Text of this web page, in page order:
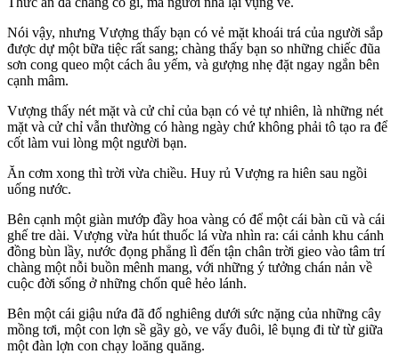
Nói vậy, nhưng Vượng thấy bạn có vẻ mặt khoái trá của người sắp
được dự một bữa tiệc rất sang; chàng thấy bạn so những chiếc đũa
sơn cong queo một cách âu yếm, và gượng nhẹ đặt ngay ngắn bên
cạnh mâm.
Vượng thấy nét mặt và cử chỉ của bạn có vẻ tự nhiên, là những nét
mặt và cử chỉ vẫn thường có hàng ngày chứ không phải tô tạo ra để
cốt làm vui lòng một người bạn.
Ăn cơm xong thì trời vừa chiều. Huy rủ Vượng ra hiên sau ngồi
uống nước.
Bên cạnh một giàn mướp đầy hoa vàng có để một cái bàn cũ và cái
ghế tre dài. Vượng vừa hút thuốc lá vừa nhìn ra: cái cảnh khu cánh
đồng bùn lầy, nước đọng phẳng lì đến tận chân trời gieo vào tâm trí
chàng một nỗi buồn mênh mang, với những ý tưởng chán nản về
cuộc đời sống ở những chốn quê hẻo lánh.
Bên một cái giậu nứa đã đổ nghiêng dưới sức nặng của những cây
mồng tơi, một con lợn sề gầy gò, ve vẩy đuôi, lê bụng đi từ từ giữa
một đàn lợn con chạy loăng quăng.